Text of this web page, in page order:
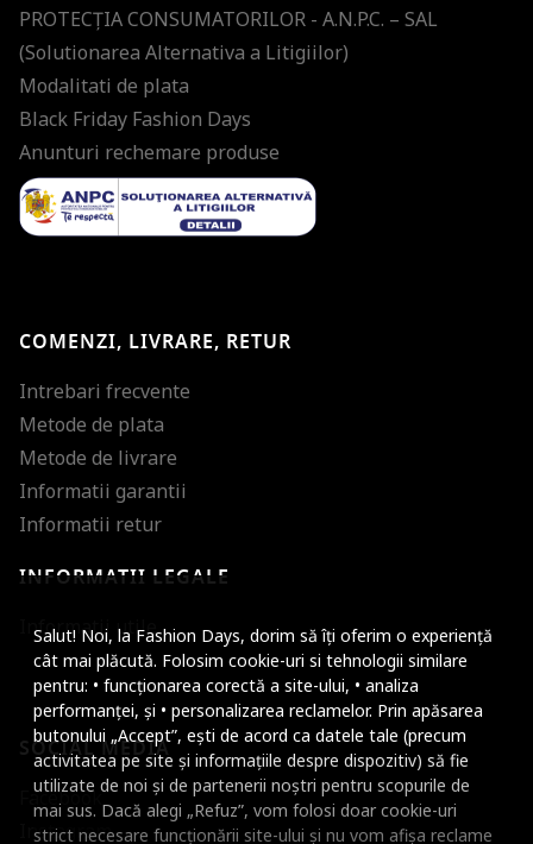
Salut! Noi, la Fashion Days, dorim să îți oferim o experiență
cât mai plăcută. Folosim cookie-uri si tehnologii similare
pentru: • funcționarea corectă a site-ului, • analiza
performanței, și • personalizarea reclamelor. Prin apăsarea
butonului „Accept”, ești de acord ca datele tale (precum
activitatea pe site și informațiile despre dispozitiv) să fie
utilizate de noi și de partenerii noștri pentru scopurile de
mai sus. Dacă alegi „Refuz”, vom folosi doar cookie-uri
strict necesare funcționării site-ului și nu vom afișa reclame
PROTECŢIA CONSUMATORILOR - A.N.P.C. – SAL
(Solutionarea Alternativa a Litigiilor)
Modalitati de plata
Black Friday Fashion Days
Anunturi rechemare produse
COMENZI, LIVRARE, RETUR
Intrebari frecvente
Metode de plata
Metode de livrare
Informatii garantii
Informatii retur
INFORMATII LEGALE
Informatii utile
SOCIAL MEDIA
Facebook
Instagram
Micsoreaza
Mareste spatierea
Micsoreaza
Mareste inaltimea